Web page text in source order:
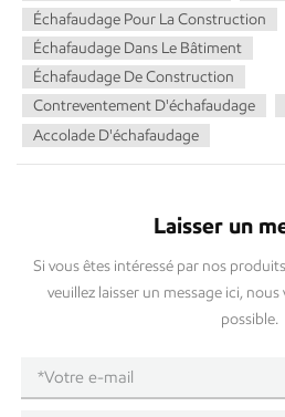
Échafaudage Pour La Construction
Échafaudage Dans Le Bâtiment
Échafaudage De Construction
Contreventement D'échafaudage
Accolade D'échafaudage
Laisser un
Si vous êtes intéressé par nos
veuillez laisser un message ici,
possible.